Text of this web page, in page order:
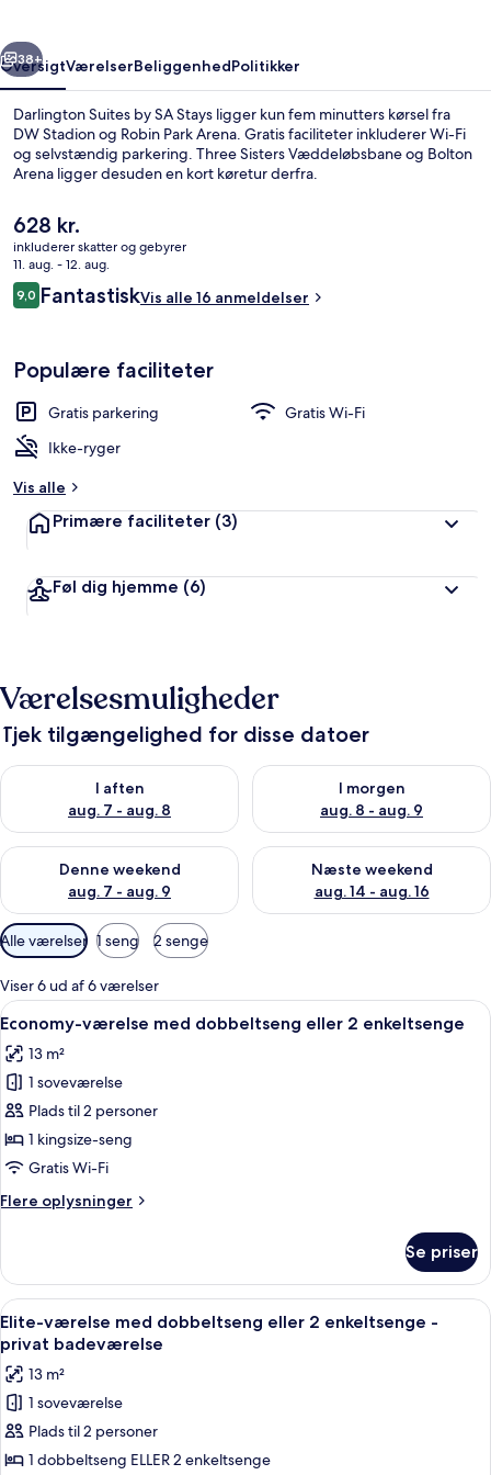
Køleskab/fryser i fuld størrelse,
Næste
38+
OversigtVærelserBeliggenhedPolitikker
Darlington Suites by SA Stays ligger kun fem minutters kørsel fra
DW Stadion og Robin Park Arena. Gratis faciliteter inkluderer Wi-Fi
og selvstændig parkering. Three Sisters Væddeløbsbane og Bolton
Arena ligger desuden en kort køretur derfra.
Den
nuværende
pris
er
628 kr.
628 kr.
inkluderer skatter og gebyrer
11. aug. - 12. aug.
Anmeldelser
9,09,0 ud af 10.
FantastiskVis alle 16 anmeldelser
Populære faciliteter
Gratis parkering
Gratis Wi-Fi
Ikke-ryger
Vis alle
Primære faciliteter (3)
Føl dig hjemme (6)
Værelsesmuligheder
Tjek tilgængelighed for disse datoer
I aften
aug. 7 - aug. 8
Tjek tilgængelighed for i aften aug. 7 - aug. 8
I morgen
aug. 8 - aug. 9
Tjek tilgængelighed for i
Denne weekend
aug. 7 - aug. 9
Tjek tilgængelighed for denne weekend aug. 7 - aug. 9
Næste weekend
aug. 14 - aug. 16
Tjek tilgængelighed for næste
Tilgængelige
filtre
for
værelser
Alle værelser 1 seng 2 senge
Viser 6 ud af 6 værelser
Indlæs
alle
billeder
af
Economy-
værelse
med
eller
Et hotelværelse med to senge, hver
11
Economy-værelse med dobbeltseng eller 2 enkeltsenge
13 m²
1 soveværelse
Plads til 2 personer
1 kingsize-seng
Gratis Wi-Fi
Flere oplysninger
Flere
værelse
med
dobbeltseng
eller
2
enkeltsenge
Se priser
Indlæs
alle
billeder
af
Elite-
værelse
med
Et soveværelse med to senge, et
6
Elite-værelse med dobbeltseng eller 2 enkeltsenge -
privat badeværelse
13 m²
1 soveværelse
Plads til 2 personer
1 dobbeltseng ELLER 2 enkeltsenge